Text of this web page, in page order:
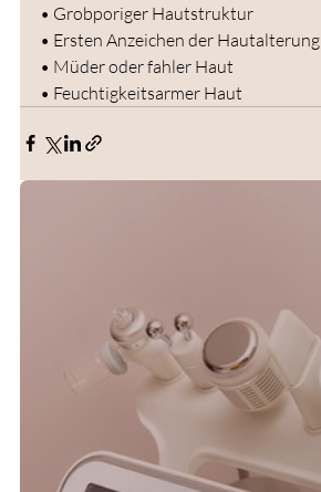
• Grobporiger Hautstruktur
• Ersten Anzeichen der Hautalterung
• Müder oder fahler Haut
• Feuchtigkeitsarmer Haut